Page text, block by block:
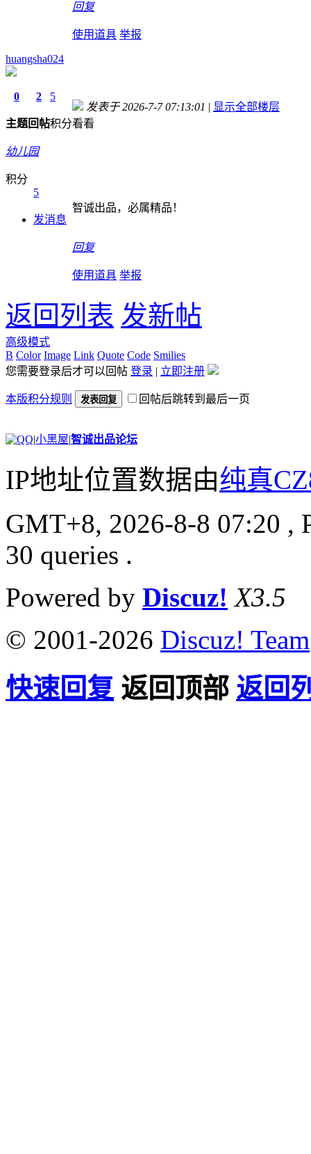
回复
使用道具 举报
huangsha024
0
主题
2
回帖
5
积分
幼儿园
积分
5
发消息
发表于 2026-7-7 07:13:01 | 显示全部楼层
看看
智诚出品，必属精品！
回复
使用道具 举报
返回列表 发新帖
高级模式
B Color Image Link Quote Code Smilies
您需要登录后才可以回帖 登录 | 立即注册
本版积分规则 发表回复 回帖后跳转到最后一页
|小黑屋|智诚出品论坛
IP地址位置数据由纯真
GMT+8, 2026-8-8 07:20 ,
30 queries .
Powered by Discuz! X3.5
© 2001-2026 Discuz! Team
快速回复 返回顶部 返回